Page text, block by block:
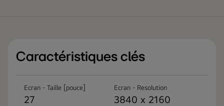
Caractéristiques clés
Ecran - Taille [pouce]
27
Ecran - Resolution
3840 x 2160